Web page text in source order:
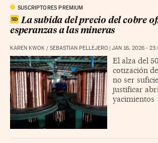
SUSCRIPTORES PREMIUM
La subida del precio del cobre
esperanzas a las mineras
KAREN KWOK / SEBASTIAN PELLEJERO | JAN 16, 2026 -
El alza del
cotización
no ser
justificar
yacimientos